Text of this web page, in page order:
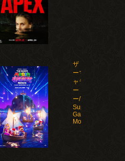
ザ・スーパ
ーマリオギ
ャラクシ
ー・ムービ
ー/The
Super Mario
Galaxy
Movie(2026)